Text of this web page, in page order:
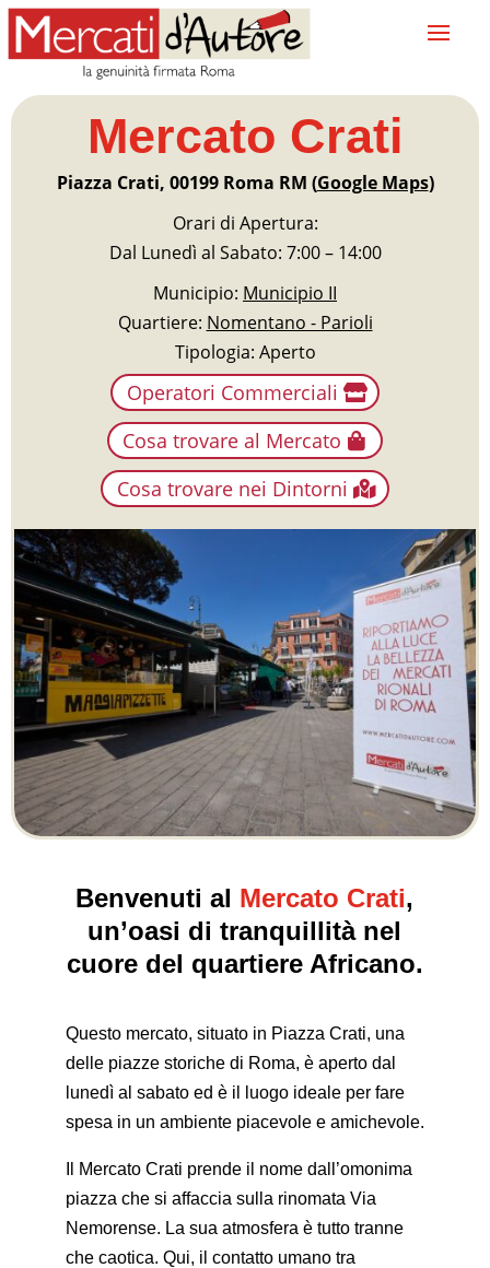
Mercato Crati
Piazza Crati, 00199 Roma RM (Google Maps)
Orari di Apertura:
Dal Lunedì al Sabato: 7:00 – 14:00
Municipio: Municipio II
Quartiere: Nomentano - Parioli
Tipologia: Aperto
Operatori Commerciali
Cosa trovare al Mercato
Cosa trovare nei Dintorni
Benvenuti al Mercato Crati,
un’oasi di tranquillità nel
cuore del quartiere Africano.
Questo mercato, situato in Piazza Crati, una
delle piazze storiche di Roma, è aperto dal
lunedì al sabato ed è il luogo ideale per fare
spesa in un ambiente piacevole e amichevole.
Il Mercato Crati prende il nome dall’omonima
piazza che si affaccia sulla rinomata Via
Nemorense. La sua atmosfera è tutto tranne
che caotica. Qui, il contatto umano tra